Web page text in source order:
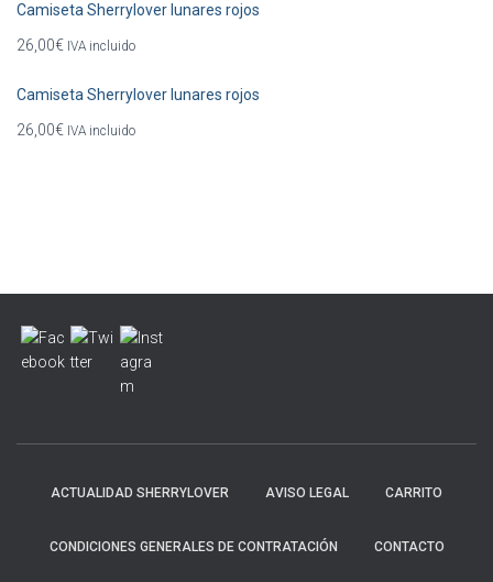
Camiseta Sherrylover lunares rojos
26,00€ IVA incluido
Camiseta Sherrylover lunares rojos
26,00€ IVA incluido
ACTUALIDAD SHERRYLOVER AVISO LEGAL CARRITO
CONDICIONES GENERALES DE CONTRATACIÓN CONTACTO